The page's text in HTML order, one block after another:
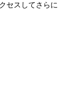
セスしてさらに